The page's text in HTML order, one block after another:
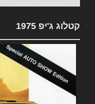
קטלוג ג'יפ 1975